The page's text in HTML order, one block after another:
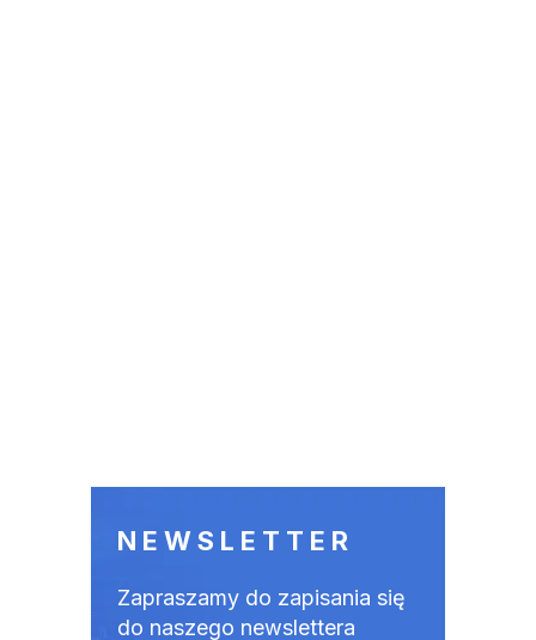
NEWSLETTER
Zapraszamy do zapisania się
do naszego newslettera